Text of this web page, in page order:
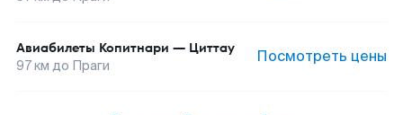
Авиабилеты Копитнари — Циттау
97км до Праги Посмотреть цены